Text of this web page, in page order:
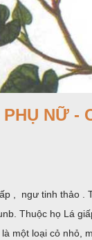
NỮ -
, ngư tinh thảo .
Thuộc họ Lá
một loại cỏ nhỏ,